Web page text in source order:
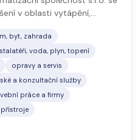
v oblasti vytápění,…
byt, zahrada
voda, plyn, topení
opravy a servis
a konzultační služby
práce a firmy